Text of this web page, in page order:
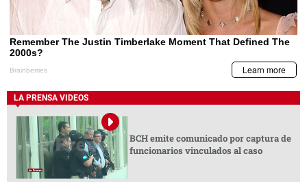
LA PRENSA VIDEOS
BCH emite comunicado por captura de
funcionarios vinculados al caso